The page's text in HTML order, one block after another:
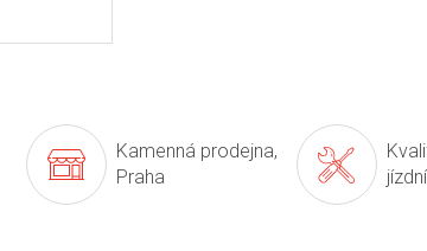
Kamenná prodejna,
Praha